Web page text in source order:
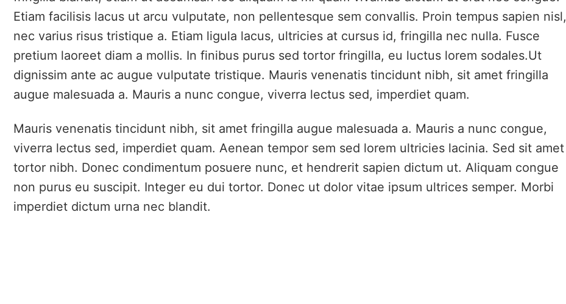
Etiam facilisis lacus ut arcu vulputate, non pellentesque sem convallis. Proin tempus sapien nisl,
nec varius risus tristique a. Etiam ligula lacus, ultricies at cursus id, fringilla nec nulla. Fusce
pretium laoreet diam a mollis. In finibus purus sed tortor fringilla, eu luctus lorem sodales.Ut
dignissim ante ac augue vulputate tristique. Mauris venenatis tincidunt nibh, sit amet fringilla
augue malesuada a. Mauris a nunc congue, viverra lectus sed, imperdiet quam.
Mauris venenatis tincidunt nibh, sit amet fringilla augue malesuada a. Mauris a nunc congue,
viverra lectus sed, imperdiet quam. Aenean tempor sem sed lorem ultricies lacinia. Sed sit amet
tortor nibh. Donec condimentum posuere nunc, et hendrerit sapien dictum ut. Aliquam congue
non purus eu suscipit. Integer eu dui tortor. Donec ut dolor vitae ipsum ultrices semper. Morbi
imperdiet dictum urna nec blandit.